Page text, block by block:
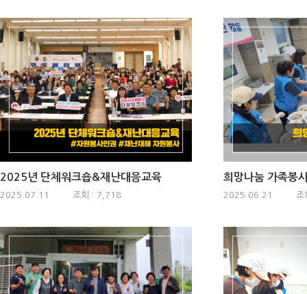
2025년 단체워크숍&재난대응교육
2025.07.11 조회 : 7,718 2025.06.21 조